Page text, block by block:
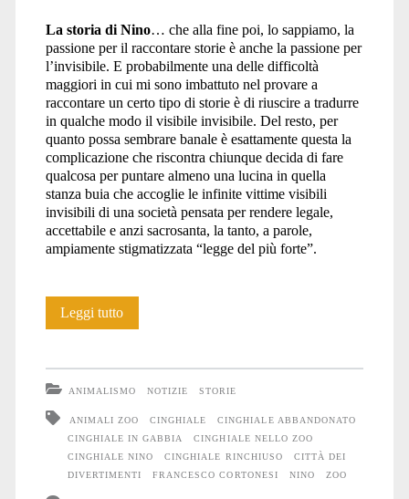
La storia di Nino… che alla fine poi, lo sappiamo, la
passione per il raccontare storie è anche la passione per
l’invisibile. E probabilmente una delle difficoltà
maggiori in cui mi sono imbattuto nel provare a
raccontare un certo tipo di storie è di riuscire a tradurre
in qualche modo il visibile invisibile. Del resto, per
quanto possa sembrare banale è esattamente questa la
complicazione che riscontra chiunque decida di fare
qualcosa per puntare almeno una lucina in quella
stanza buia che accoglie le infinite vittime visibili
invisibili di una società pensata per rendere legale,
accettabile e anzi sacrosanta, la tanto, a parole,
ampiamente stigmatizzata “legge del più forte”.
Leggi tuttoLa
ANIMALISMO NOTIZIE STORIE
ANIMALI ZOO CINGHIALE
CINGHIALE ABBANDONATO
CINGHIALE IN GABBIA
CINGHIALE NELLO ZOO
CINGHIALE NINO
CINGHIALE RINCHIUSO
CITTÀ DEI
DIVERTIMENTI
FRANCESCO CORTONESI NINO ZOO